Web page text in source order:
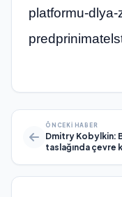
platformu-
ÖNCEKI HABER
Dmitry Kobylkin:
taslağında çevre